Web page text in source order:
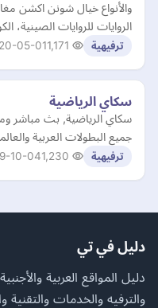
والأنواع خيال شونن اكشن
الروايات للروايات الصينية،
ترفيهية 05-01
سكاي الرياضية
سكاي الرياضية, بث مباشر
جميع البطولات العربية
ترفيهية 10-04
دليل في تي
دليل المواقع العربية
والترفيه والخدمات والتقنية